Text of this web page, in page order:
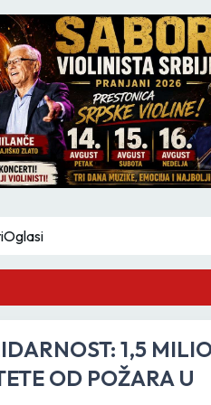
Oglasi
1,5
OD POŽARA U